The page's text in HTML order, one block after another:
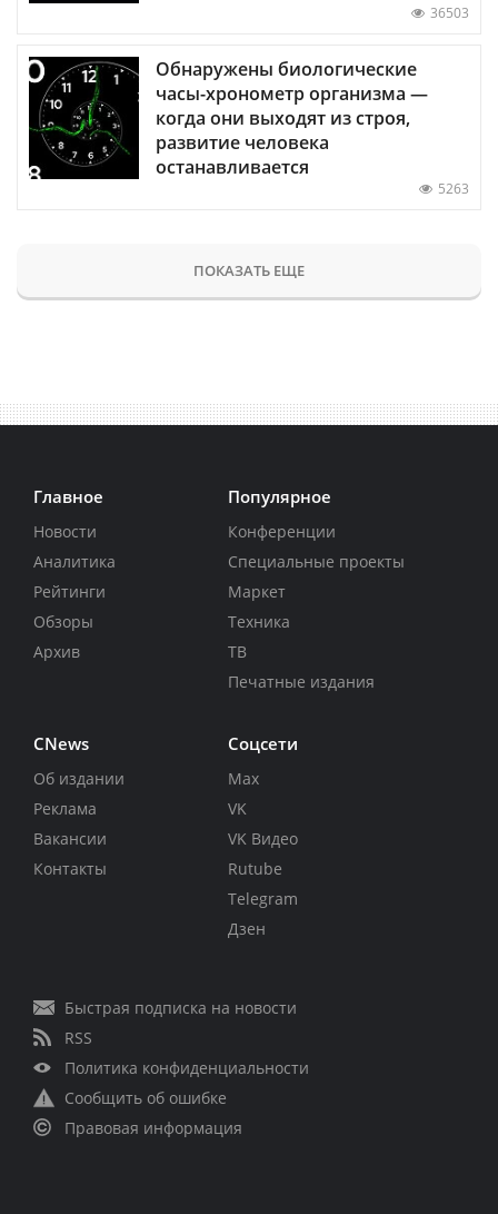
36503
Обнаружены биологические
часы-хронометр организма —
когда они выходят из строя,
развитие человека
останавливается
5263
ПОКАЗАТЬ ЕЩЕ
Главное
Новости
Аналитика
Рейтинги
Обзоры
Архив
Популярное
Конференции
Специальные проекты
Маркет
Техника
ТВ
Печатные издания
CNews
Об издании
Реклама
Вакансии
Контакты
Соцсети
Max
VK
VK Видео
Rutube
Telegram
Дзен
Быстрая подписка на новости
RSS
Политика конфиденциальности
Сообщить об ошибке
Правовая информация